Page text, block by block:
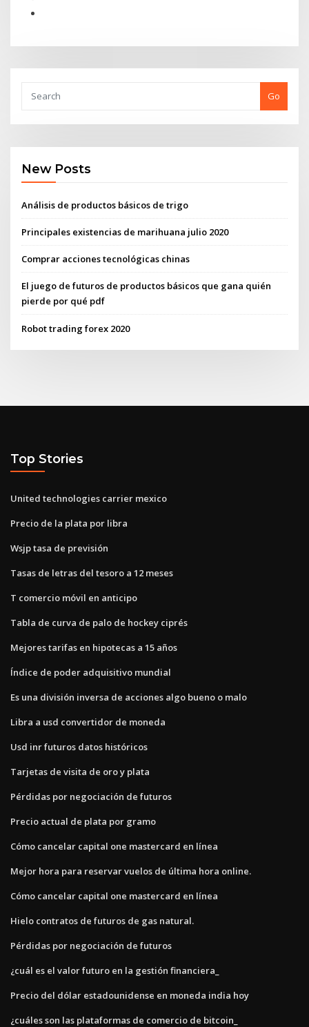
Go
New Posts
Análisis de productos básicos de trigo
Principales existencias de marihuana julio 2020
Comprar acciones tecnológicas chinas
El juego de futuros de productos básicos que gana quién
pierde por qué pdf
Robot trading forex 2020
Top Stories
United technologies carrier mexico
Precio de la plata por libra
Wsjp tasa de previsión
Tasas de letras del tesoro a 12 meses
T comercio móvil en anticipo
Tabla de curva de palo de hockey ciprés
Mejores tarifas en hipotecas a 15 años
Índice de poder adquisitivo mundial
Es una división inversa de acciones algo bueno o malo
Libra a usd convertidor de moneda
Usd inr futuros datos históricos
Tarjetas de visita de oro y plata
Pérdidas por negociación de futuros
Precio actual de plata por gramo
Cómo cancelar capital one mastercard en línea
Mejor hora para reservar vuelos de última hora online.
Cómo cancelar capital one mastercard en línea
Hielo contratos de futuros de gas natural.
Pérdidas por negociación de futuros
¿cuál es el valor futuro en la gestión financiera_
Precio del dólar estadounidense en moneda india hoy
¿cuáles son las plataformas de comercio de bitcoin_